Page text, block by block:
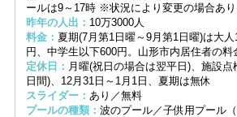
ールは9～17時 ※状況により変更の場合あ
昨年の人出： 10万3000人
料金： 夏期(7月第1日曜～9月第1日曜)は大
円、中学生以下600円。山形市内居住者の料
定休日： 月曜(祝日の場合は翌平日)、施設
日間)、12月31日～1月1日、夏期は無休
スライダー： あり／無料
プールの種類： 波のプール／子供用プール